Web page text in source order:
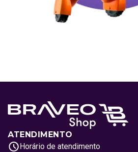
ATENDIMENTO
Horário de atendimento